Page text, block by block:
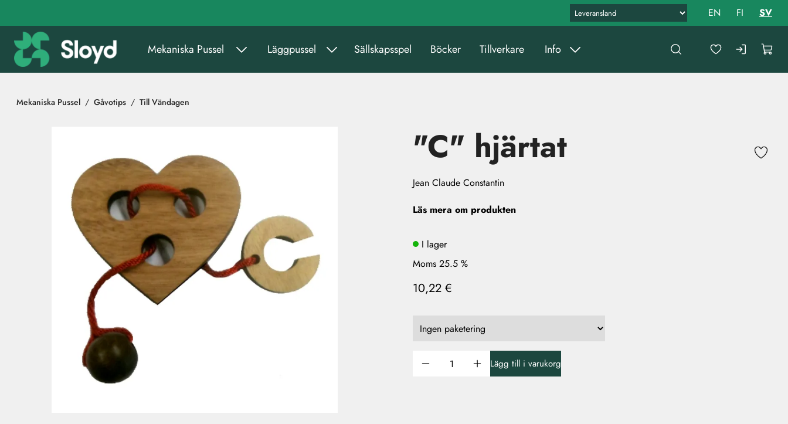
Mekaniska Pussel Läggpussel Sällskapsspel Böcker Tillverkare Info
EN FI SV
Mekaniska Pussel Gåvotips Till Vändagen
"C" hjärtat
Jean Claude Constantin
Läs mera om produkten
I lager
Moms 25.5 %
10,22 €
Lägg till i varukorg